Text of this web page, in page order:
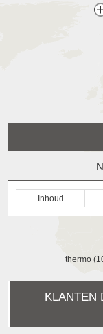
Inhoud
thermo
KLANTEN